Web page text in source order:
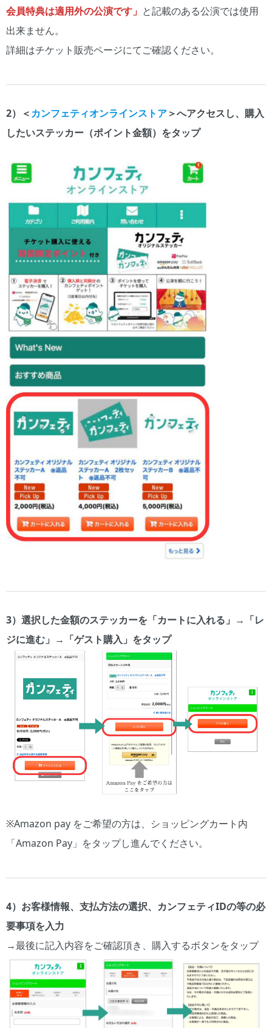
会員特典は適用外の公演です」 と記載のある公演では使用
出来ません。
詳細はチケット販売ページにてご確認ください。
2）＜カンフェティオンラインストア＞へアクセスし、購入
したいステッカー（ポイント金額）をタップ
3）選択した金額のステッカーを「カートに入れる」→「レ
ジに進む」→「ゲスト購入」をタップ
※Amazon pay をご希望の方は、ショッピングカート内
「Amazon Pay」をタップし進んでください。
4）お客様情報、支払方法の選択、カンフェティIDの等の必
要事項を入力
→最後に記入内容をご確認頂き、購入するボタンをタップ